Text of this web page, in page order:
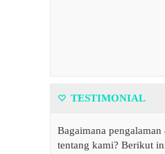
TESTIMONIAL
Bagaimana
tentang kami? Berikut